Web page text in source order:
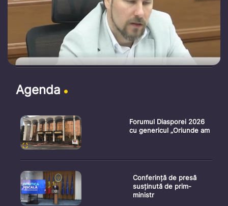
Agenda
Forumul Diasporei 2026
cu genericul „Oriunde am
Conferință de presă
susținută de prim-
ministr